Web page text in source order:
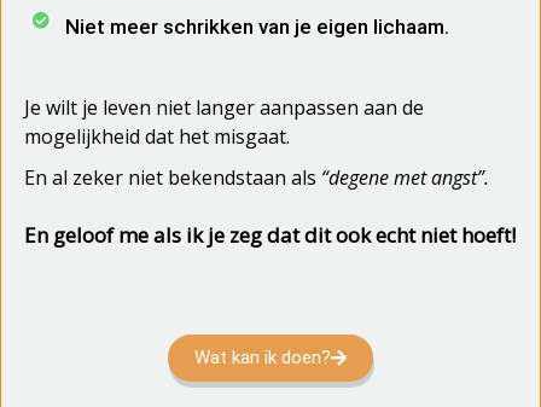
Niet meer schrikken van je eigen lichaam.
Je wilt je leven niet langer aanpassen aan de
mogelijkheid dat het misgaat.
En al zeker niet bekendstaan als “degene met angst”.
En geloof me als ik je zeg dat dit ook echt niet hoeft!
Wat kan ik doen?